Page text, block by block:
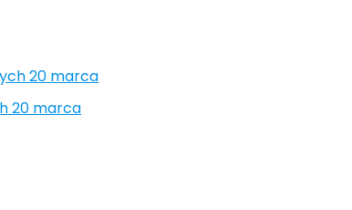
20 marca
20 marca